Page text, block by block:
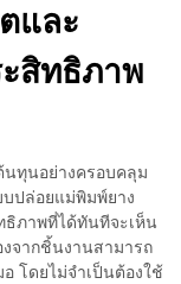
และ
สิทธิภาพ
นทุนอย่างครอบคลุม
ปล่อยแม่พิมพ์ยาง
ภาพที่ได้ทันทีจะเห็น
งจากชิ้นงานสามารถ
โดยไม่จำเป็นต้องใช้